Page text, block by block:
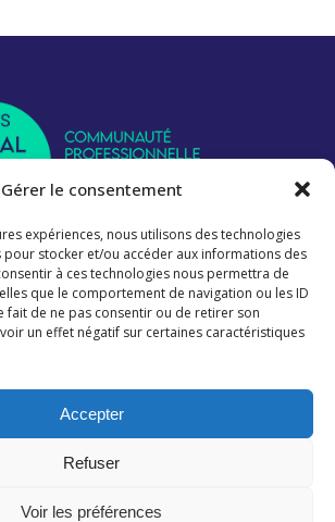
Gérer le consentement
expériences, nous utilisons des technologies
pour stocker et/ou accéder aux informations des
à ces technologies nous permettra de
que le comportement de navigation ou les ID
fait de ne pas consentir ou de retirer son
un effet négatif sur certaines caractéristiques
Accepter
Refuser
Voir les préférences
légales
de confidentialité